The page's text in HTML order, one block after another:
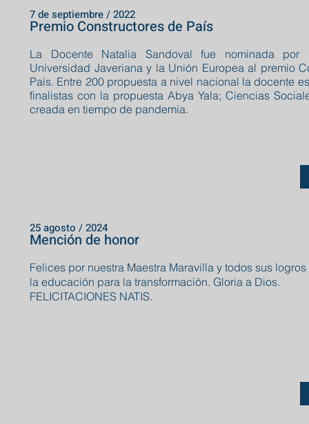
La Docente Natalia Sandoval fue nominada por
Universidad Javeriana y la Unión Europea al premio
País. Entre 200 propuesta a nivel nacional la docente
finalistas con la propuesta Abya Yala; Ciencias
creada en tiempo de pandemia.
Premio Constructores de País
7 de septiembre / 2022
Felices por nuestra Maestra Maravilla y todos sus
la educación para la transformación. Gloria a Dios.
FELICITACIONES NATIS.
Mención de honor
25 agosto / 2024